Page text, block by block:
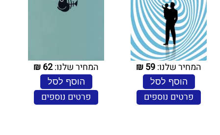
המחיר שלנו:59
₪
הוסף לסל
פרטים נוספים
המחיר שלנו:62
₪
הוסף לסל
פרטים נוספים